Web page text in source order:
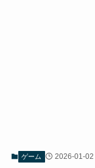
ゲーム 2026-01-02